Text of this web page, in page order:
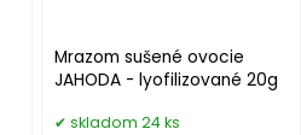
Mrazom sušené ovocie
JAHODA - lyofilizované 20g
skladom 24 ks